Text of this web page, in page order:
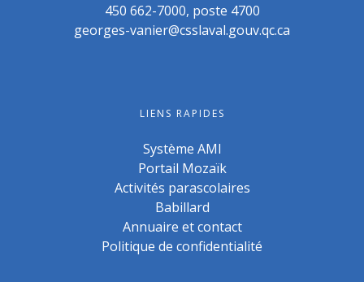
450 662-7000, poste 4700
georges-vanier@csslaval.gouv.qc.ca
LIENS RAPIDES
Système AMI
Portail Mozaïk
Activités parascolaires
Babillard
Annuaire et contact
Politique de confidentialité